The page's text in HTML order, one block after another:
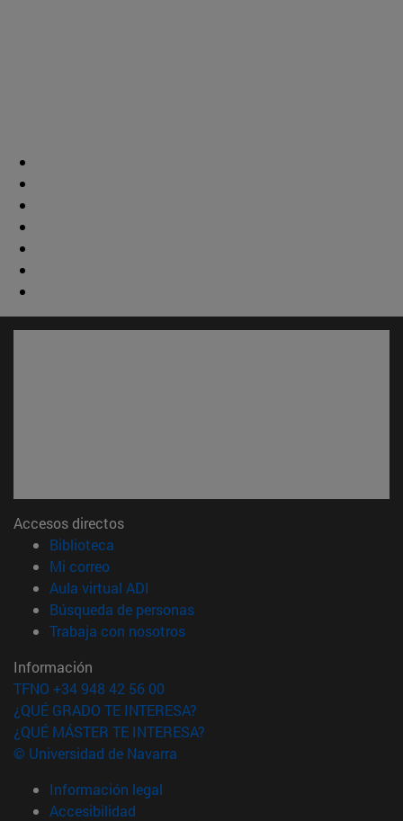
Accesos directos
Biblioteca
Mi correo(abre en nueva ventana)
Aula virtual ADI
Búsqueda de personas(abre en nueva ventana)
Trabaja con nosotros(abre en nueva ventana)
Información
TFNO +34 948 42 56 00
¿QUÉ GRADO TE INTERESA?
¿QUÉ MÁSTER TE INTERESA?
© Universidad de Navarra
Información legal
Accesibilidad